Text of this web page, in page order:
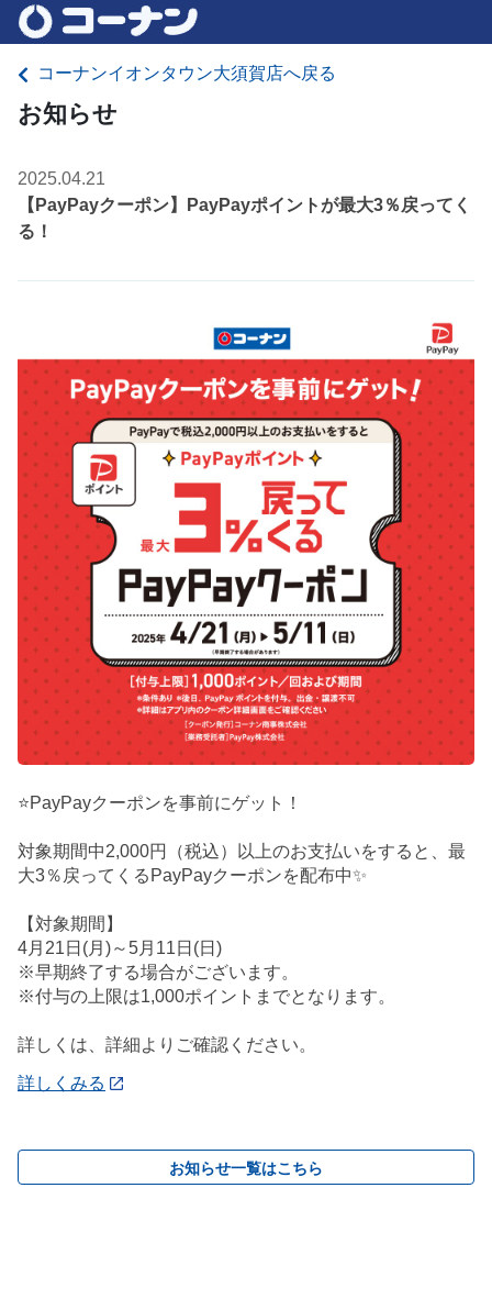
コーナンイオンタウン大須賀店へ戻る
お知らせ
2025.04.21
【PayPayクーポン】PayPayポイントが最大3％戻ってく
る！
⭐PayPayクーポンを事前にゲット！
対象期間中2,000円（税込）以上のお支払いをすると、最
大3％戻ってくるPayPayクーポンを配布中✨
【対象期間】
4月21日(月)～5月11日(日)
※早期終了する場合がございます。
※付与の上限は1,000ポイントまでとなります。
詳しくは、詳細よりご確認ください。
詳しくみる
お知らせ一覧はこちら